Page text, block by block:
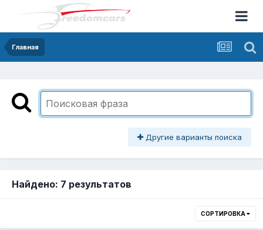
Главная
Другие варианты поиска
Найдено: 7 результатов
СОРТИРОВКА